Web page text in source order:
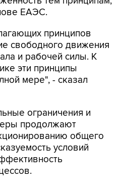
принципов
и рабочей силы. К
эти принципы
мере", - сказал
ограничения и
общего
условий